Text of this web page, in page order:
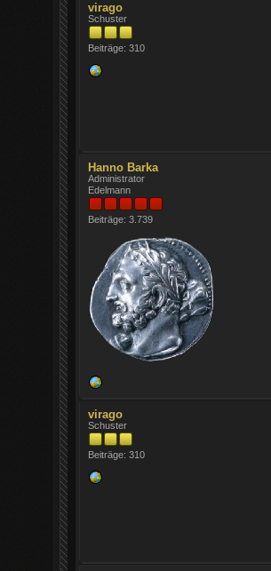
virago
Schuster
Beiträge: 310
Hanno Barka
Administrator
Edelmann
Beiträge: 3.739
virago
Schuster
Beiträge: 310